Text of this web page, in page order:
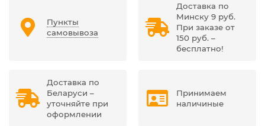
Пункты
самовывоза
Доставка по
Минску 9 руб.
При заказе от
150 руб. –
бесплатно!
Доставка по
Беларуси –
уточняйте при
оформлении
Принимаем
наличиные